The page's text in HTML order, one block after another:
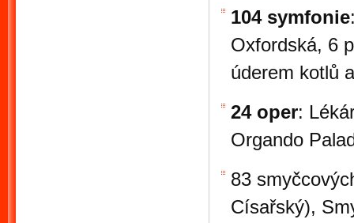
104 symfonie
Oxfordská, 6
úderem kotlů
24 oper:
Orgando
83
Císařský),